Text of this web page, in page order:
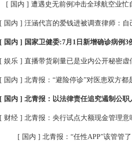
[ 国内 ] 遭遇史无前例冲击全球航空业忙
[ 国内 ] 汪涵代言的爱钱进被调查律师：自
[ 国内 ] 国家卫健委:7月1日新增确诊病例3
[ 娱乐 ] 直播带货刷量已是业内公开秘密虚
[ 国内 ] 北青报：“避险停诊”对医患双方都
[ 国内 ] 北青报：以法律责任追究遏制公职
[ 财经 ] 北青报：央行试点大额现金管理意
[ 国内 ] 北青报：“任性APP”该管管了